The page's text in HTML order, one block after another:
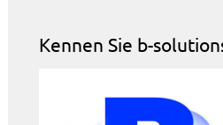
Kennen Sie b-